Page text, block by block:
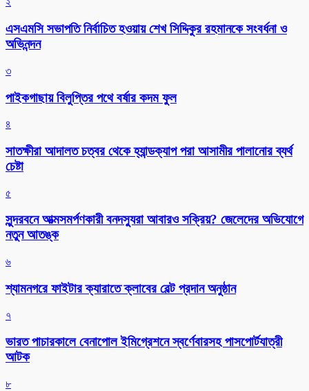
এসএমসি সভাপতি নির্বাচিত হওয়ায় শেখ সিদ্দিকুর রহমানকে সংবর্ধনা ও
অভিনন্দন
৩
পাইকগাছায় বিলুপ্তির পথে বর্ষার কদম ফুল
৪
সাতক্ষীরা আদালত চত্বর থেকে হ্যান্ডক্যাপ পরা আসামীর পালানোর ব্যর্থ
চেষ্টা
৫
সুন্দরবনে আত্মসমর্পণকারী বনদস্যুরা আবারও সক্রিয়? জেলেদের অভিযোগে
নতুন আতঙ্ক
৬
শ্যামনগরে ফাইটার ক্যারাতে ক্লাবের বেল্ট প্রদান অনুষ্ঠান
৭
ভারত পাচারকালে বেনাপোল ইমিগ্রেশনে স্বর্ণেবারসহ পাসপোর্টযাত্রী
আটক
৮